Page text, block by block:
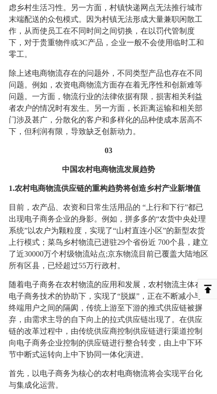
虑乡村生活习性。另一方面，村镇快递网点无法推行城市
末端配送的众包模式。因为村镇无法形成大量兼职闲散工
作，从而使员工在不同时间之间切换，在以罚代管制度
下，对于贵重物件或3C产品，企业一般不会使用临时工和
零工。
除上述电商物流存在的问题外，不同类型产品也存在不同
问题。例如，农资电商物流方面存在着无序性和创新难等
问题。一方面，物流行业的法律依据有限，损害相关利益
者农户的情况时有发生。另一方面，长距离运输和相关部
门涉及甚广，分散化的客户和多样化的品种使成本居高不
下，但利润有限，导致缺乏创新动力。
03
中国农村电商物流发展趋势
1.农村电商物流供应链的重构趋势将创造乡村产业新增值
目前，农产品、农资和日常生活用品的 “上行和下行”都已
出现电子商务企业的身影。例如，拼多多的“农货中央处理
系统”以农户为颗粒度，实现了“山村直连小区”的新型农货
上行模式；菜鸟乡村物流已进驻29个省份近 700个县，建立
了近30000万个村级物流站点;京东物流目前已覆盖大陆地区
所有区县，已经超过55万行政村。
随着电子商务在农村物流的应用和发展，农村物流主体在
电子商务技术的协助下，实现了“脱媒”，正在不断减小与
终端用户之间的隔阂，传统上游至下游的推式供应链被摒
弃，由需求主导的自下向上的拉式供应链出现了。在供应
链的改革过程中，由传统供应商控制供应链进行渠道控制
向电子商务企业控制的供应链进行整合转变，由上中下环
节中断式运转向上中下协同一体化演进。
首先，以电子商务为核心的农村电商物流将会实现平台化
与集成化运营。